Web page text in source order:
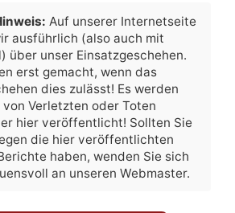
Auf unserer Internetseite
ausführlich (also auch mit
über unser Einsatzgeschehen.
erst gemacht, wenn das
dies zulässt! Es werden
Verletzten oder Toten
hier veröffentlicht! Sollten Sie
die hier veröffentlichten
haben, wenden Sie sich
an unseren Webmaster.